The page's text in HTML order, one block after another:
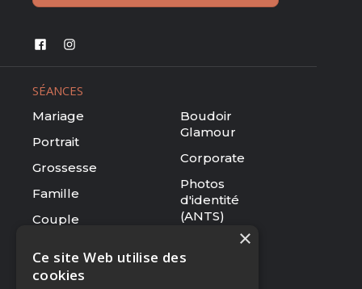
SÉANCES
Mariage
Portrait
Grossesse
Famille
Couple
Boudoir
Glamour
Corporate
Photos
d'identité
(ANTS)
RESSOURCES
Ce site Web utilise des
cookies
×